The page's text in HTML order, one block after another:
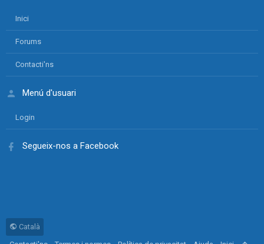
Inici
Forums
Contacti'ns
Menú d'usuari
Login
Segueix-nos a Facebook
Català